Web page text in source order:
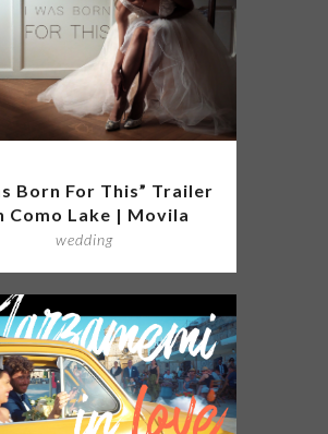
Born For This” Trailer
Como Lake | Movila
wedding